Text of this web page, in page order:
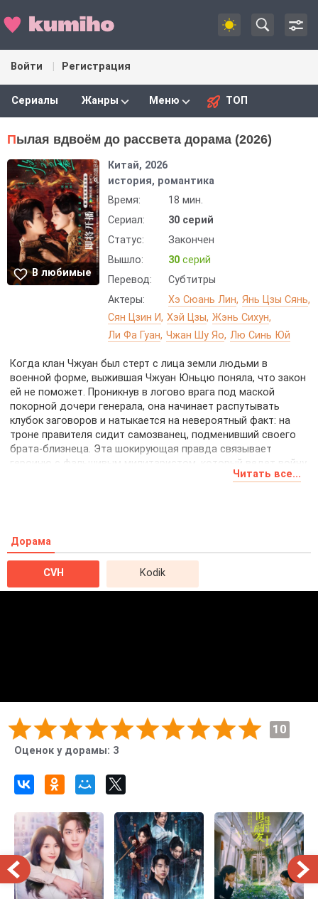
Войти Регистрация
Сериалы Жанры Меню ТОП
Пылая вдвоём до рассвета дорама (2026)
В любимые
Китай, 2026
история, романтика
Время:
18 мин.
Сериал:
30 серий
Статус:
Закончен
Вышло:
30серий
Перевод:
Субтитры
Актеры:
Хэ Сюань Лин Янь Цзы Сянь
Сян Цзин И Хэй Цзы Жэнь Сихун
Ли Фа Гуан Чжан Шу Яо Лю Синь Юй
Когда клан Чжуан был стерт с лица земли людьми в
военной форме, выжившая Чжуан Юньцю поняла, что закон
ей не поможет. Проникнув в логово врага под маской
покорной дочери генерала, она начинает распутывать
клубок заговоров и натыкается на невероятный факт: на
троне правителя сидит самозванец, подменивший своего
брата-близнеца. Эта шокирующая правда связывает
героиню с фальшивым милитаристом, который ведет войну
на два фронта. Пытаясь вывести друг друга на чистую
от надвигающейся катастрофы.
Читать все...
Дорама
CVH Kodik
10
Оценок у дорамы: 3